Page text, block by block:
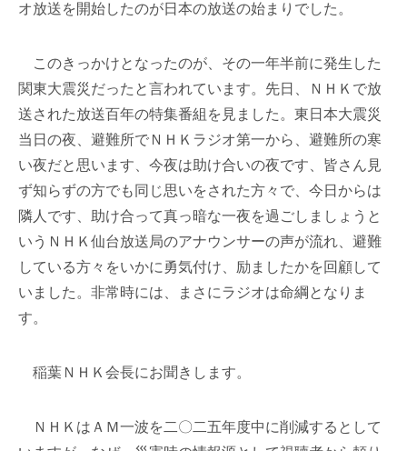
オ放送を開始したのが日本の放送の始まりでした。
このきっかけとなったのが、その一年半前に発生した
関東大震災だったと言われています。先日、ＮＨＫで放
送された放送百年の特集番組を見ました。東日本大震災
当日の夜、避難所でＮＨＫラジオ第一から、避難所の寒
い夜だと思います、今夜は助け合いの夜です、皆さん見
ず知らずの方でも同じ思いをされた方々で、今日からは
隣人です、助け合って真っ暗な一夜を過ごしましょうと
いうＮＨＫ仙台放送局のアナウンサーの声が流れ、避難
している方々をいかに勇気付け、励ましたかを回顧して
いました。非常時には、まさにラジオは命綱となりま
す。
稲葉ＮＨＫ会長にお聞きします。
ＮＨＫはＡＭ一波を二〇二五年度中に削減するとして